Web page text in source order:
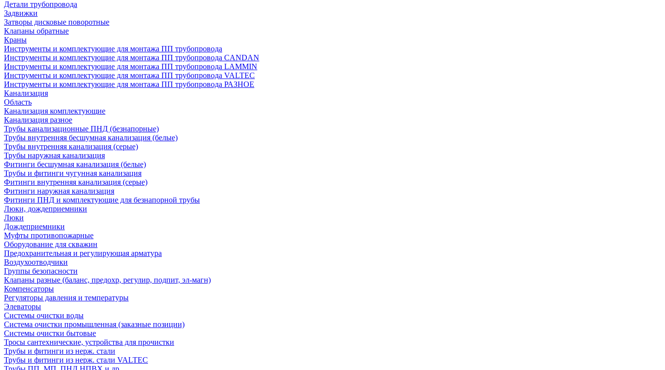
Детали трубопровода
Задвижки
Затворы дисковые поворотные
Клапаны обратные
Краны
Инструменты и комплектующие для монтажа ПП трубопровода
Инструменты и комплектующие для монтажа ПП трубопровода CANDAN
Инструменты и комплектующие для монтажа ПП трубопровода LAMMIN
Инструменты и комплектующие для монтажа ПП трубопровода VALTEC
Инструменты и комплектующие для монтажа ПП трубопровода РАЗНОЕ
Канализация
Область
Канализация комплектующие
Канализация разное
Трубы канализационные ПНД (безнапорные)
Трубы внутренняя бесшумная канализация (белые)
Трубы внутренняя канализация (серые)
Трубы наружная канализация
Фитинги бесшумная канализация (белые)
Трубы и фитинги чугунная канализация
Фитинги внутренняя канализация (серые)
Фитинги наружная канализация
Фитинги ПНД и комплектующие для безнапорной трубы
Люки, дождеприемники
Люки
Дождеприемники
Муфты противопожарные
Оборудование для скважин
Предохранительная и регулирующая арматура
Воздухоотводчики
Группы безопасности
Клапаны разные (баланс, предохр, регулир, подпит, эл-магн)
Компенсаторы
Регуляторы давления и температуры
Элеваторы
Системы очистки воды
Система очистки промышленная (заказные позиции)
Системы очистки бытовые
Тросы сантехнические, устройства для прочистки
Трубы и фитинги из нерж. стали
Трубы и фитинги из нерж. стали VALTEC